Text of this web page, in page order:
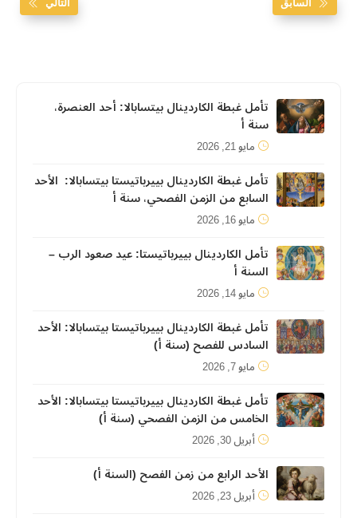
السابق التالي
تأمل غبطة الكاردينال بيتسابالا: أحد العنصرة،
سنة أ
مايو 21, 2026
تأمل غبطة الكاردينال بييرباتيستا بيتسابالا: الأحد
السابع من الزمن الفصحي، سنة أ
مايو 16, 2026
تأمل الكاردينال بييرباتيستا: عيد صعود الرب –
السنة أ
مايو 14, 2026
تأمل غبطة الكاردينال بييرباتيستا بيتسابالا: الأحد
السادس للفصح (سنة أ)
مايو 7, 2026
تأمل غبطة الكاردينال بييرباتيستا بيتسابالا: الأحد
الخامس من الزمن الفصحي (سنة أ)
أبريل 30, 2026
الأحد الرابع من زمن الفصح (السنة أ)
أبريل 23, 2026